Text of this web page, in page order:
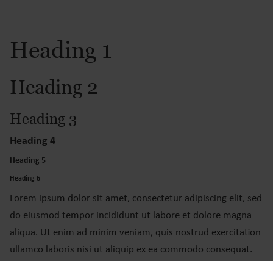
Heading 1
Heading 2
Heading 3
Heading 4
Heading 5
Heading 6
Lorem ipsum dolor sit amet, consectetur adipiscing elit, sed
do eiusmod tempor incididunt ut labore et dolore magna
aliqua. Ut enim ad minim veniam, quis nostrud exercitation
ullamco laboris nisi ut aliquip ex ea commodo consequat.